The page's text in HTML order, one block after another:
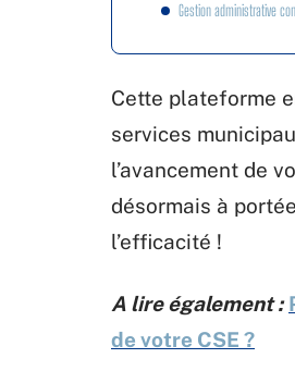
Gestion administrative
Cette plateforme
services
l’avancement de
désormais à
l’efficacité !
A lire également :
de votre CSE ?